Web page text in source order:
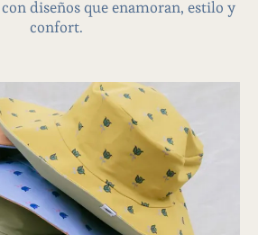
con diseños que enamoran, estilo y
confort.